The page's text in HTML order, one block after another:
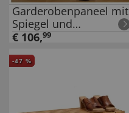
Garderobenpaneel mit
Spiegel und
Schuhschrank Dana
€ 106,99
-47 %